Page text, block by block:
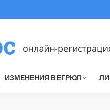
ИЗМЕНЕНИЯ В ЕГРЮЛ